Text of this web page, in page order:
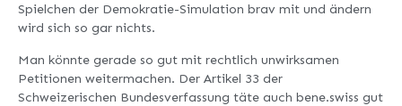
Spielchen der Demokratie-Simulation brav mit und ändern
wird sich so gar nichts.
Man könnte gerade so gut mit rechtlich unwirksamen
Petitionen weitermachen. Der Artikel 33 der
Schweizerischen Bundesverfassung täte auch bene.swiss gut